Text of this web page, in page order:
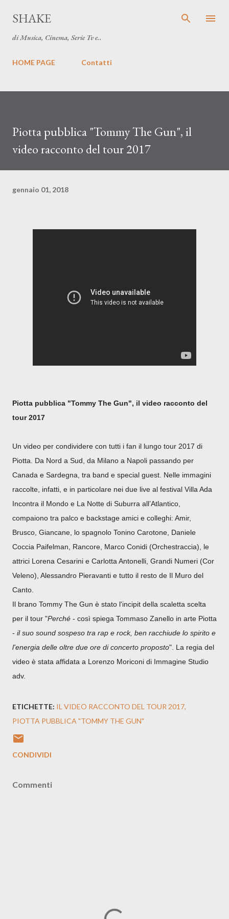
SHAKE
di Musica, Cinema, Serie Tv e..
HOME PAGE Contatti
Piotta pubblica "Tommy The Gun", il
video racconto del tour 2017
gennaio 01, 2018
Piotta pubblica "Tommy The Gun", il video racconto del
tour 2017
Un video per condividere con tutti i fan il lungo tour 2017 di
Piotta. Da Nord a Sud, da Milano a Napoli passando per
Canada e Sardegna, tra band e special guest. Nelle immagini
raccolte, infatti, e in particolare nei due live al festival Villa Ada
Incontra il Mondo e La Notte di Suburra all’Atlantico,
compaiono tra palco e backstage amici e colleghi: Amir,
Brusco, Giancane, lo spagnolo Tonino Carotone, Daniele
Coccia Paifelman, Rancore, Marco Conidi (Orchestraccia), le
attrici Lorena Cesarini e Carlotta Antonelli, Grandi Numeri (Cor
Veleno), Alessandro Pieravanti e tutto il resto de Il Muro del
Canto.
Il brano Tommy The Gun è stato l'incipit della scaletta scelta
per il tour "Perché - così spiega Tommaso Zanello in arte Piotta
- il suo sound sospeso tra rap e rock, ben racchiude lo spirito e
l'energia delle oltre due ore di concerto proposto". La regia del
video è stata affidata a Lorenzo Moriconi di Immagine Studio
adv.
ETICHETTE: IL VIDEO RACCONTO DEL TOUR 2017
PIOTTA PUBBLICA "TOMMY THE GUN"
CONDIVIDI
Commenti